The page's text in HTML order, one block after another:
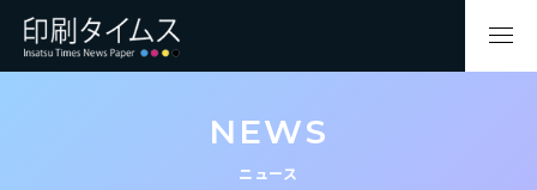
NEWS
ニュース